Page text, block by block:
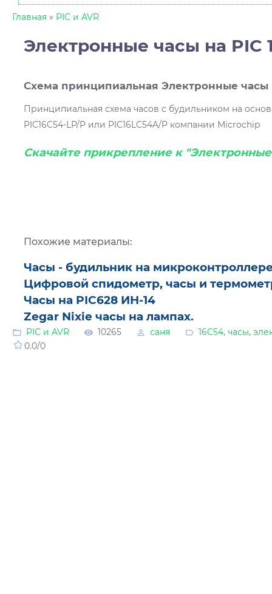
Главная » PIC и AVR
Электронные часы на PIC
Схема принципиальная Электронные часы
Принципиальная схема часов с будильником на
PIC16C54-LP/P или PIC16LC54A/P компании Microchip
Скачайте прикрепление к "Электронные
Похожие материалы:
Часы - будильник на микроконтроллере
Цифровой спидометр, часы и
Часы на PIC628 ИН-14
Zegar Nixie часы на лампах.
PIC и AVR 10265 саня 16C54, часы,
0.0/0